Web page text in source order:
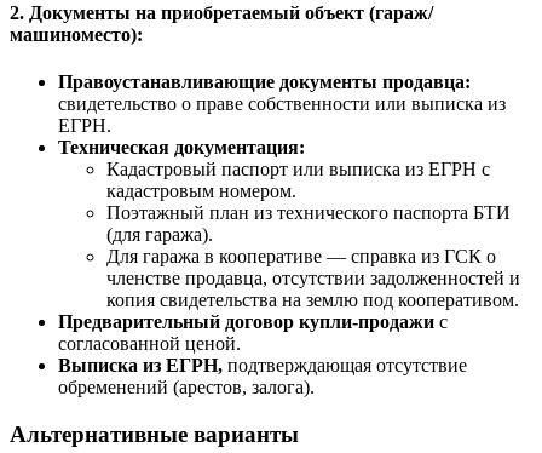
2. Документы на приобретаемый объект (гараж/
машиноместо):
Правоустанавливающие документы продавца:
свидетельство о праве собственности или выписка из
ЕГРН.
Техническая документация:
Кадастровый паспорт или выписка из ЕГРН с
кадастровым номером.
Поэтажный план из технического паспорта БТИ
(для гаража).
Для гаража в кооперативе — справка из ГСК о
членстве продавца, отсутствии задолженностей и
копия свидетельства на землю под кооперативом.
Предварительный договор купли-продажи с
согласованной ценой.
Выписка из ЕГРН, подтверждающая отсутствие
обременений (арестов, залога).
Альтернативные варианты